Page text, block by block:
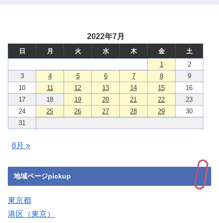
2022年7月
日 月 火 水 木 金
土
1
2
3
4 5 6 7 8
9
10
11 12 13 14 15
16
17
18 19 20 21 22
23
24
25 26 27 28 29
30
31
8月 »
地域ページpickup
東京都
港区（東京）